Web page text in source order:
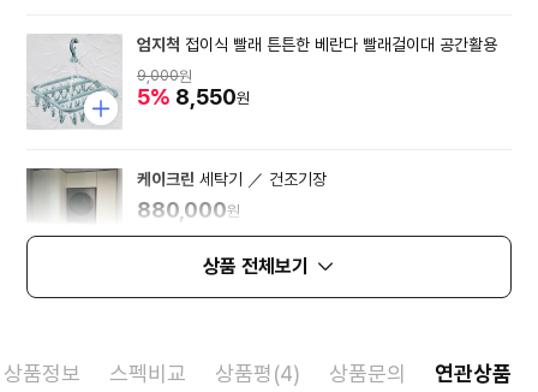
엄지척 접이식 빨래 튼튼한 베란다 빨래걸이대 공간활용
9,000원
5% 8,550원
케이크린 세탁기 ／ 건조기장
880,000원
상품 전체보기
상품정보 스펙비교 상품평(4) 상품문의 연관상품